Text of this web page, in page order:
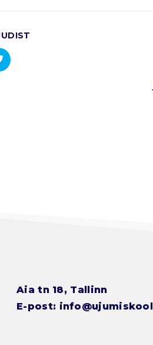
Aia tn 18, Tallinn
E-post: